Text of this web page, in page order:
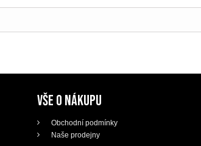
VŠE O NÁKUPU
Obchodní podmínky
Naše prodejny